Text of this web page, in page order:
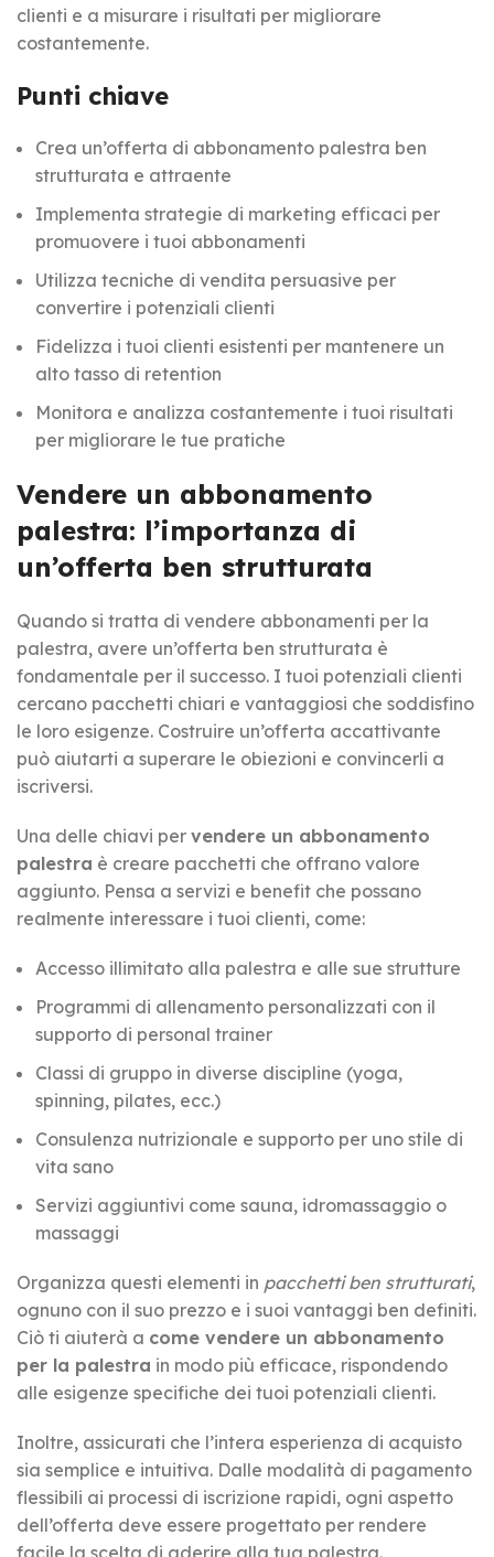
clienti e a misurare i risultati per migliorare
costantemente.
Punti chiave
Crea un’offerta di abbonamento palestra ben
strutturata e attraente
Implementa strategie di marketing efficaci per
promuovere i tuoi abbonamenti
Utilizza tecniche di vendita persuasive per
convertire i potenziali clienti
Fidelizza i tuoi clienti esistenti per mantenere un
alto tasso di retention
Monitora e analizza costantemente i tuoi risultati
per migliorare le tue pratiche
Vendere un abbonamento
palestra: l’importanza di
un’offerta ben strutturata
Quando si tratta di vendere abbonamenti per la
palestra, avere un’offerta ben strutturata è
fondamentale per il successo. I tuoi potenziali clienti
cercano pacchetti chiari e vantaggiosi che soddisfino
le loro esigenze. Costruire un’offerta accattivante
può aiutarti a superare le obiezioni e convincerli a
iscriversi.
Una delle chiavi per vendere un abbonamento
palestra è creare pacchetti che offrano valore
aggiunto. Pensa a servizi e benefit che possano
realmente interessare i tuoi clienti, come:
Accesso illimitato alla palestra e alle sue strutture
Programmi di allenamento personalizzati con il
supporto di personal trainer
Classi di gruppo in diverse discipline (yoga,
spinning, pilates, ecc.)
Consulenza nutrizionale e supporto per uno stile di
vita sano
Servizi aggiuntivi come sauna, idromassaggio o
massaggi
Organizza questi elementi in pacchetti ben strutturati,
ognuno con il suo prezzo e i suoi vantaggi ben definiti.
Ciò ti aiuterà a come vendere un abbonamento
per la palestra in modo più efficace, rispondendo
alle esigenze specifiche dei tuoi potenziali clienti.
Inoltre, assicurati che l’intera esperienza di acquisto
sia semplice e intuitiva. Dalle modalità di pagamento
flessibili ai processi di iscrizione rapidi, ogni aspetto
dell’offerta deve essere progettato per rendere
facile la scelta di aderire alla tua palestra.